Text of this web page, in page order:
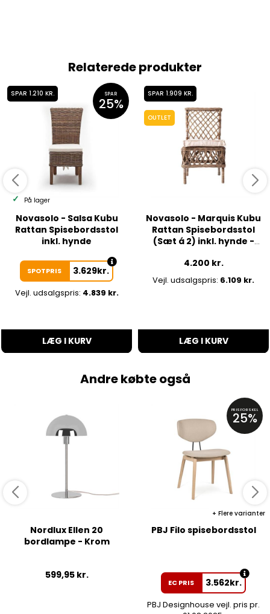
Relaterede produkter
SPAR 1.210 KR. SPAR
25%
På lager
Novasolo - Salsa Kubu
Rattan Spisebordsstol
inkl. hynde
SPOTPRIS 3.629kr.
Vejl. udsalgspris: 4.839 kr.
LÆG I KURV
SPAR 1.909 KR.
OUTLET
Novasolo - Marquis Kubu
Rattan Spisebordsstol
(Sæt á 2) inkl. hynde -
4.200 kr.
Vejl. udsalgspris: 6.109 kr.
LÆG I KURV
Andre købte også
Nordlux Ellen 20
bordlampe - Krom
599,95 kr.
PRISFORSKEL
25%
Flere varianter
PBJ Filo spisebordsstol
EC PRIS 3.562kr.
PBJ Designhouse vejl. pris pr.